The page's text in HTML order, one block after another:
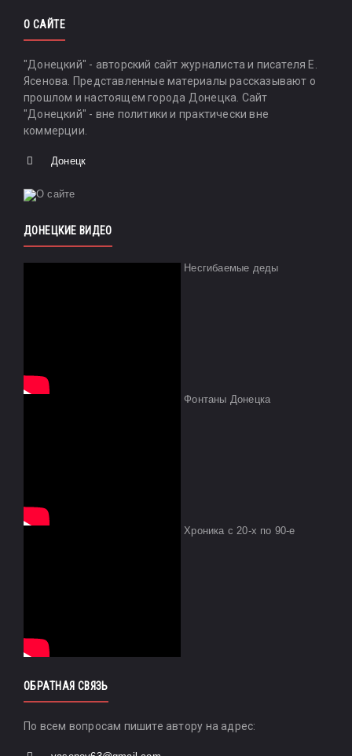
О САЙТЕ
"Донецкий" - авторский сайт журналиста и писателя Е.
Ясенова. Представленные материалы рассказывают о
прошлом и настоящем города Донецка. Сайт
"Донецкий" - вне политики и практически вне
коммерции.
Донецк
ДОНЕЦКИЕ ВИДЕО
Несгибаемые деды
Фонтаны Донецка
Хроника с 20-х по 90-е
ОБРАТНАЯ СВЯЗЬ
По всем вопросам пишите автору на адрес: